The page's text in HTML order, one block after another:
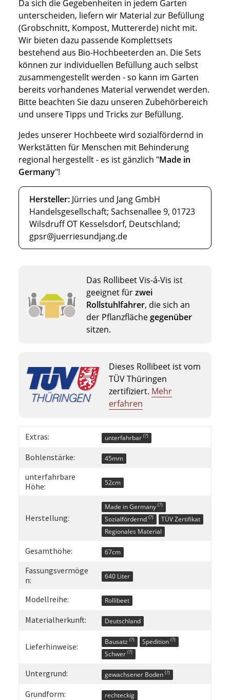
Da sich die Gegebenheiten in jedem Garten
unterscheiden, liefern wir Material zur Befüllung
(Grobschnitt, Kompost, Muttererde) nicht mit.
Wir bieten dazu passende Komplettsets
bestehend aus Bio-Hochbeeterden an. Die Sets
können zur individuellen Befüllung auch selbst
zusammengestellt werden - so kann im Garten
bereits vorhandenes Material verwendet werden.
Bitte beachten Sie dazu unseren Zubehörbereich
und unsere Tipps und Tricks zur Befüllung.
Jedes unserer Hochbeete wird sozialfördernd in
Werkstätten für Menschen mit Behinderung
regional hergestellt - es ist gänzlich "Made in
Germany"!
Hersteller: Jürries und Jang GmbH
Handelsgesellschaft; Sachsenallee 9, 01723
Wilsdruff OT Kesselsdorf, Deutschland;
gpsr@juerriesundjang.de
Das Rollibeet Vis-á-Vis ist
geeignet fürzwei
Rollstuhlfahrer, die sich an
der Pflanzflächegegenüber
sitzen.
Dieses Rollibeet ist vom
TÜV Thüringen
zertifiziert. Mehr
erfahren
Extras: unterfahrbar (?)
Bohlenstärke: 45mm
unterfahrbare
Höhe:
52cm
Herstellung:
Made in Germany (?)
Sozialfördernd (?)
TÜV Zertifikat
Regionales Material
Gesamthöhe: 67cm
Fassungsvermöge
n:
640 Liter
Modellreihe: Rollibeet
Materialherkunft: Deutschland
Lieferhinweise: Bausatz (?) Spedition(?)
Schwer (?)
Untergrund: gewachsener Boden (?)
Grundform: rechteckig